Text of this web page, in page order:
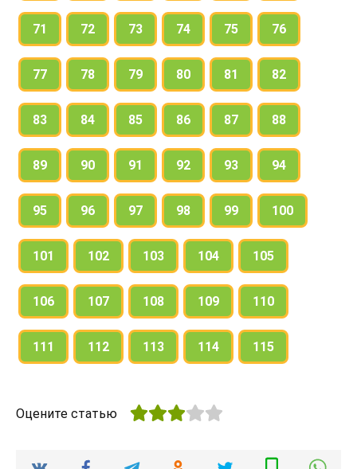
71 72 73 74 75 76
77 78 79 80 81 82
83 84 85 86 87 88
89 90 91 92 93 94
95 96 97 98 99 100
101 102 103 104 105
106 107 108 109 110
111 112 113 114 115
Оцените статью